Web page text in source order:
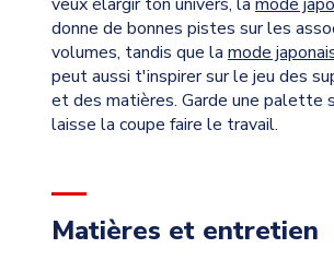
veux élargir ton univers, lamode
donne de bonnes pistes sur les
volumes, tandis que lamode
peut aussi t'inspirer sur le jeu des
et des matières. Garde une palette
laisse la coupe faire le travail.
Matières et entretien